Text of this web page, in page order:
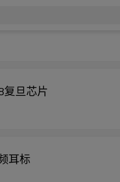
标 RFID电子耳标 F08复旦芯片
耳标